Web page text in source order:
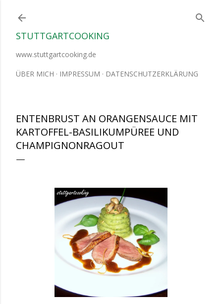
STUTTGARTCOOKING
www.stuttgartcooking.de
ÜBER MICH IMPRESSUM DATENSCHUTZERKLÄRUNG
ENTENBRUST AN ORANGENSAUCE MIT
KARTOFFEL-BASILIKUMPÜREE UND
CHAMPIGNONRAGOUT